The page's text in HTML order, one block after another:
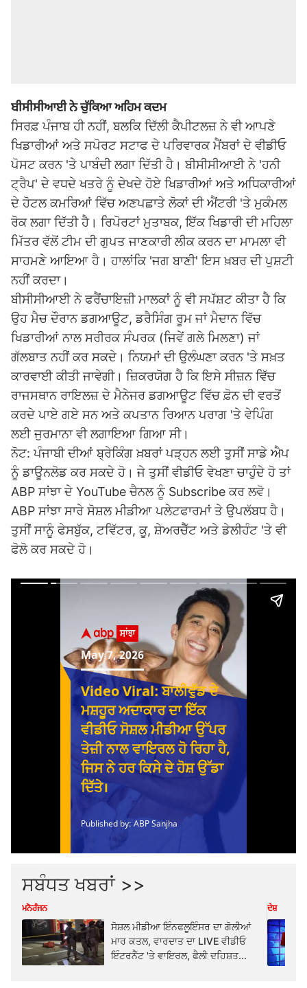
ਬੀਸੀਸੀਆਈ ਨੇ ਚੁੱਕਿਆ ਅਹਿਮ ਕਦਮ
ਸਿਰਫ਼ ਪੰਜਾਬ ਹੀ ਨਹੀਂ, ਬਲਕਿ ਦਿੱਲੀ ਕੈਪੀਟਲਜ਼ ਨੇ ਵੀ ਆਪਣੇ
ਖਿਡਾਰੀਆਂ ਅਤੇ ਸਪੋਰਟ ਸਟਾਫ ਦੇ ਪਰਿਵਾਰਕ ਮੈਂਬਰਾਂ ਦੇ ਵੀਡੀਓ
ਪੋਸਟ ਕਰਨ 'ਤੇ ਪਾਬੰਦੀ ਲਗਾ ਦਿੱਤੀ ਹੈ। ਬੀਸੀਸੀਆਈ ਨੇ 'ਹਨੀ
ਟ੍ਰੈਪ' ਦੇ ਵਧਦੇ ਖਤਰੇ ਨੂੰ ਦੇਖਦੇ ਹੋਏ ਖਿਡਾਰੀਆਂ ਅਤੇ ਅਧਿਕਾਰੀਆਂ
ਦੇ ਹੋਟਲ ਕਮਰਿਆਂ ਵਿੱਚ ਅਣਪਛਾਤੇ ਲੋਕਾਂ ਦੀ ਐਂਟਰੀ 'ਤੇ ਮੁਕੰਮਲ
ਰੋਕ ਲਗਾ ਦਿੱਤੀ ਹੈ। ਰਿਪੋਰਟਾਂ ਮੁਤਾਬਕ, ਇੱਕ ਖਿਡਾਰੀ ਦੀ ਮਹਿਲਾ
ਮਿੱਤਰ ਵੱਲੋਂ ਟੀਮ ਦੀ ਗੁਪਤ ਜਾਣਕਾਰੀ ਲੀਕ ਕਰਨ ਦਾ ਮਾਮਲਾ ਵੀ
ਸਾਹਮਣੇ ਆਇਆ ਹੈ। ਹਾਲਾਂਕਿ 'ਜਗ ਬਾਣੀ' ਇਸ ਖ਼ਬਰ ਦੀ ਪੁਸ਼ਟੀ
ਨਹੀਂ ਕਰਦਾ।
ਬੀਸੀਸੀਆਈ ਨੇ ਫਰੈਂਚਾਇਜ਼ੀ ਮਾਲਕਾਂ ਨੂੰ ਵੀ ਸਪੱਸ਼ਟ ਕੀਤਾ ਹੈ ਕਿ
ਉਹ ਮੈਚ ਦੌਰਾਨ ਡਗਆਊਟ, ਡਰੈਸਿੰਗ ਰੂਮ ਜਾਂ ਮੈਦਾਨ ਵਿੱਚ
ਖਿਡਾਰੀਆਂ ਨਾਲ ਸਰੀਰਕ ਸੰਪਰਕ (ਜਿਵੇਂ ਗਲੇ ਮਿਲਣਾ) ਜਾਂ
ਗੱਲਬਾਤ ਨਹੀਂ ਕਰ ਸਕਦੇ। ਨਿਯਮਾਂ ਦੀ ਉਲੰਘਣਾ ਕਰਨ 'ਤੇ ਸਖ਼ਤ
ਕਾਰਵਾਈ ਕੀਤੀ ਜਾਵੇਗੀ। ਜ਼ਿਕਰਯੋਗ ਹੈ ਕਿ ਇਸੇ ਸੀਜ਼ਨ ਵਿੱਚ
ਰਾਜਸਥਾਨ ਰਾਇਲਜ਼ ਦੇ ਮੈਨੇਜਰ ਡਗਆਊਟ ਵਿੱਚ ਫ਼ੋਨ ਦੀ ਵਰਤੋਂ
ਕਰਦੇ ਪਾਏ ਗਏ ਸਨ ਅਤੇ ਕਪਤਾਨ ਰਿਆਨ ਪਰਾਗ 'ਤੇ ਵੇਪਿੰਗ
ਲਈ ਜੁਰਮਾਨਾ ਵੀ ਲਗਾਇਆ ਗਿਆ ਸੀ।
ਨੋਟ: ਪੰਜਾਬੀ ਦੀਆਂ ਬ੍ਰੇਕਿੰਗ ਖ਼ਬਰਾਂ ਪੜ੍ਹਨ ਲਈ ਤੁਸੀਂ ਸਾਡੇ ਐਪ
ਨੂੰ ਡਾਊਨਲੋਡ ਕਰ ਸਕਦੇ ਹੋ। ਜੇ ਤੁਸੀਂ ਵੀਡੀਓ ਵੇਖਣਾ ਚਾਹੁੰਦੇ ਹੋ ਤਾਂ
ABP ਸਾਂਝਾ ਦੇ YouTube ਚੈਨਲ ਨੂੰ Subscribe ਕਰ ਲਵੋ।
ABP ਸਾਂਝਾ ਸਾਰੇ ਸੋਸ਼ਲ ਮੀਡੀਆ ਪਲੇਟਫਾਰਮਾਂ ਤੇ ਉਪਲੱਬਧ ਹੈ।
ਤੁਸੀਂ ਸਾਨੂੰ ਫੇਸਬੁੱਕ, ਟਵਿੱਟਰ, ਕੂ, ਸ਼ੇਅਰਚੈੱਟ ਅਤੇ ਡੇਲੀਹੰਟ 'ਤੇ ਵੀ
ਫੋਲੋ ਕਰ ਸਕਦੇ ਹੋ।
ਸਬੰਧਤ ਖਬਰਾਂ >>
ਮਨੋਰੰਜਨ
ਸੋਸ਼ਲ ਮੀਡੀਆ ਇੰਨਫਲੂਇੰਸਰ ਦਾ ਗੋਲੀਆਂ
ਮਾਰ ਕਤਲ, ਵਾਰਦਾਤ ਦਾ LIVE ਵੀਡੀਓ
ਇੰਟਰਨੈੱਟ 'ਤੇ ਵਾਇਰਲ, ਫੈਲੀ ਦਹਿਸ਼ਤ...
ਦੇਸ਼